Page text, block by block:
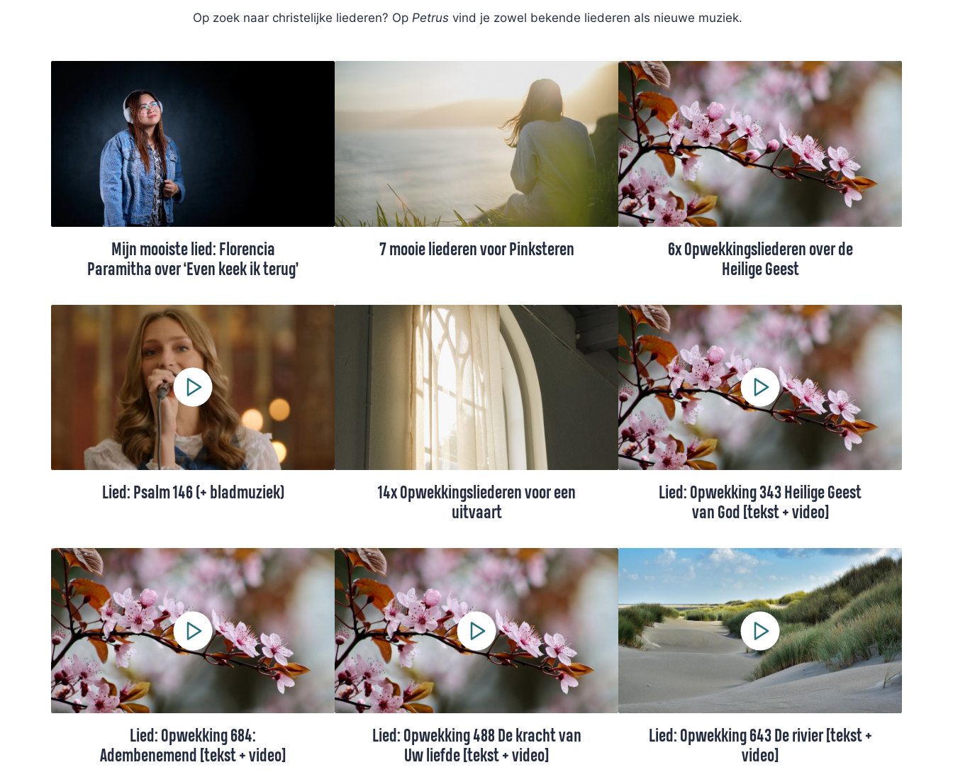
Op zoek naar christelijke liederen? Op Petrus vind je zowel bekende liederen als nieuwe muziek.
Mijn mooiste lied: Florencia
Paramitha over ‘Even keek ik terug’
“We kijken meestal vooruit. Dit lied helpt
mij om terug te kijken op mijn levensweg
tot nu toe. Het was een kronkelige en
moeilijke weg, maar ik liep niet alleen”, zegt
de Indonesische Florencia Paramitha. Ze
bespreekt haar favoriete lied, 'Even keek ik
terug'.
7 mooie liederen voor Pinksteren
Pinksterliederen samen, waaronder liederen
uit het Liedboek en een indrukwekkend lied
voor Pinksteren uit Taizé.
6x Opwekkingsliederen over de
Heilige Geest
In de Opwekkingsbundel staan mooie
liederen met betrekking tot de Heilige
Geest en Pinksteren. Wij hebben een
shortlist opgesteld met onze favorieten.
Lied: Psalm 146 (+ bladmuziek)
loflied voor God, die bevrijdt, recht doet en
omziet naar wie kwetsbaar zijn.
14x Opwekkingsliederen voor een
uitvaart
In de Opwekkingsbundel staan prachtige,
troostrijke woorden voor het moment dat
je afscheid moet nemen van een geliefde.
Hieronder vind je 14 oudere en nieuwe
Opwekkingsliederen voor een begrafenis
of uitvaart, met tekst.
Lied: Opwekking 343 Heilige Geest
van God [tekst + video]
Dit lied is een gebed om vernieuwing. Een
vraag aan God om ons hart opnieuw te
vullen met Zijn Geest.
Lied: Opwekking 684:
Adembenemend [tekst + video]
Lied: Opwekking 488 De kracht van
Uw liefde [tekst + video]
Lied: Opwekking 643 De rivier [tekst +
video]